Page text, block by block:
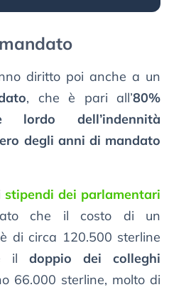
diritto poi anche a un
, che è pari all’80%
lordo dell’indennità
degli anni di mandato
stipendi dei parlamentari
che il costo di un
è di circa 120.500 sterline
il doppio dei colleghi
66.000 sterline, molto di